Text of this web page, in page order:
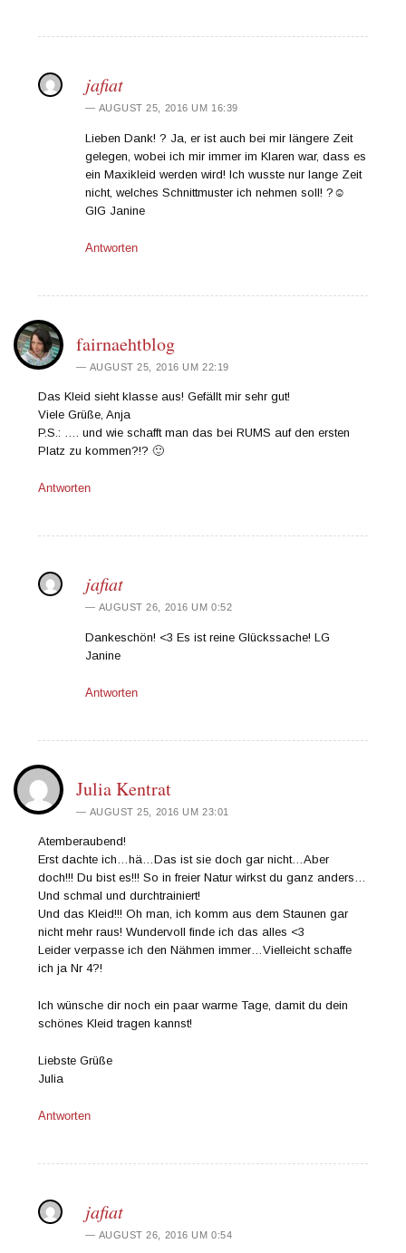
jafiat
AUGUST 25, 2016 UM 16:39
Lieben Dank! ? Ja, er ist auch bei mir längere Zeit
gelegen, wobei ich mir immer im Klaren war, dass es
ein Maxikleid werden wird! Ich wusste nur lange Zeit
nicht, welches Schnittmuster ich nehmen soll! ?☺️
GlG Janine
Antworten
fairnaehtblog
AUGUST 25, 2016 UM 22:19
Das Kleid sieht klasse aus! Gefällt mir sehr gut!
Viele Grüße, Anja
P.S.: …. und wie schafft man das bei RUMS auf den ersten
Platz zu kommen?!? 🙂
Antworten
jafiat
AUGUST 26, 2016 UM 0:52
Dankeschön! <3 Es ist reine Glückssache! LG
Janine
Antworten
Julia Kentrat
AUGUST 25, 2016 UM 23:01
Atemberaubend!
Erst dachte ich…hä…Das ist sie doch gar nicht…Aber
doch!!! Du bist es!!! So in freier Natur wirkst du ganz anders…
Und schmal und durchtrainiert!
Und das Kleid!!! Oh man, ich komm aus dem Staunen gar
nicht mehr raus! Wundervoll finde ich das alles <3
Leider verpasse ich den Nähmen immer…Vielleicht schaffe
ich ja Nr 4?!
Ich wünsche dir noch ein paar warme Tage, damit du dein
schönes Kleid tragen kannst!
Liebste Grüße
Julia
Antworten
jafiat
AUGUST 26, 2016 UM 0:54